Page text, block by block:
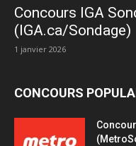
Concours IGA
(IGA.ca/Sondage)
1 janvier 2026
CONCOURS